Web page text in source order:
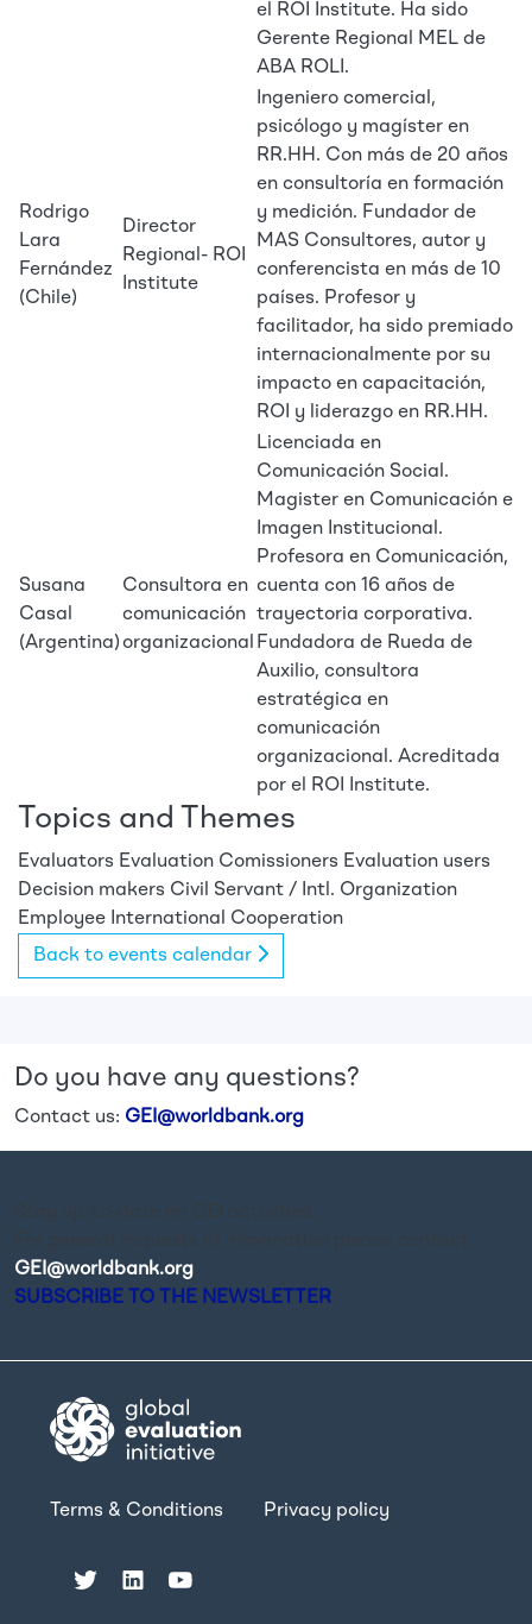
el ROI Institute. Ha sido
Gerente Regional MEL de
ABA ROLI.
Rodrigo
Lara
Fernández
(Chile)
Director
Regional- ROI
Institute
Ingeniero comercial,
psicólogo y magíster en
RR.HH. Con más de 20 años
en consultoría en formación
y medición. Fundador de
MAS Consultores, autor y
conferencista en más de 10
países. Profesor y
facilitador, ha sido premiado
internacionalmente por su
impacto en capacitación,
ROI y liderazgo en RR.HH.
Susana
Casal
(Argentina)
Consultora en
comunicación
organizacional
Licenciada en
Comunicación Social.
Magister en Comunicación e
Imagen Institucional.
Profesora en Comunicación,
cuenta con 16 años de
trayectoria corporativa.
Fundadora de Rueda de
Auxilio, consultora
estratégica en
comunicación
organizacional. Acreditada
por el ROI Institute.
Topics and Themes
Evaluators Evaluation Comissioners Evaluation users
Decision makers Civil Servant / Intl. Organization
Employee International Cooperation
Back to events calendar
Do you have any questions?
Contact us: GEI@worldbank.org
GEI@worldbank.org
SUBSCRIBE TO THE NEWSLETTER
Terms & Conditions Privacy policy